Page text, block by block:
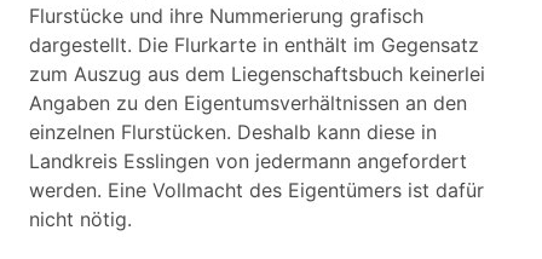
Flurstücke und ihre Nummerierung grafisch
dargestellt. Die Flurkarte in enthält im Gegensatz
zum Auszug aus dem Liegenschaftsbuch keinerlei
Angaben zu den Eigentumsverhältnissen an den
einzelnen Flurstücken. Deshalb kann diese in
Landkreis Esslingen von jedermann angefordert
werden. Eine Vollmacht des Eigentümers ist dafür
nicht nötig.